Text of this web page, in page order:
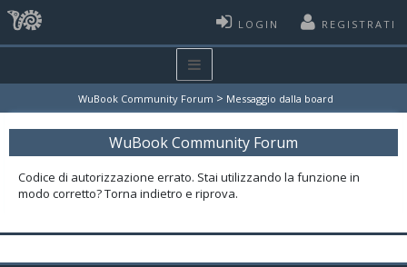
LOGIN REGISTRATI
WuBook Community Forum > Messaggio dalla board
WuBook Community Forum
Codice di autorizzazione errato. Stai utilizzando la funzione in
modo corretto? Torna indietro e riprova.